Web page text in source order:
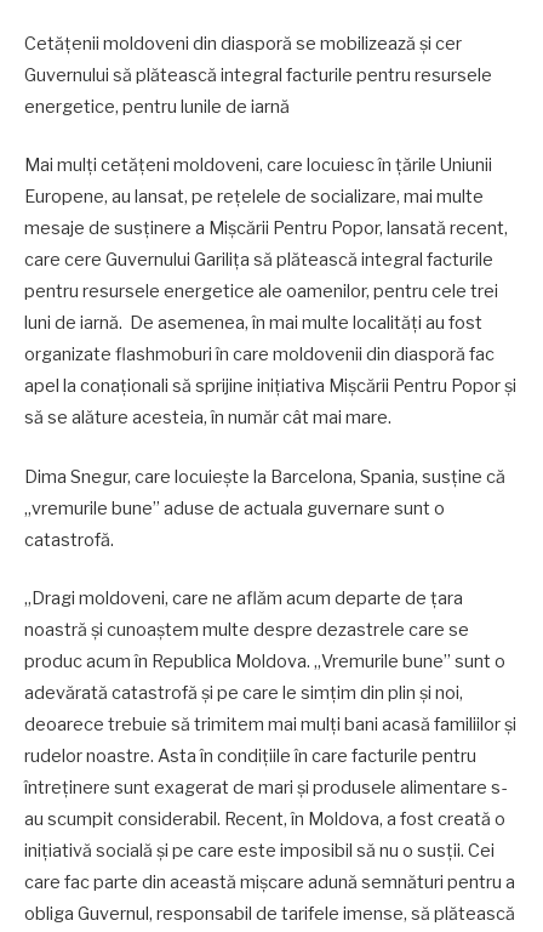
Cetățenii moldoveni din diasporă se mobilizează și cer
Guvernului să plătească integral facturile pentru resursele
energetice, pentru lunile de iarnă
Mai mulți cetățeni moldoveni, care locuiesc în țările Uniunii
Europene, au lansat, pe rețelele de socializare, mai multe
mesaje de susținere a Mișcării Pentru Popor, lansată recent,
care cere Guvernului Garilița să plătească integral facturile
pentru resursele energetice ale oamenilor, pentru cele trei
luni de iarnă. De asemenea, în mai multe localități au fost
organizate flashmoburi în care moldovenii din diasporă fac
apel la conaționali să sprijine inițiativa Mișcării Pentru Popor și
să se alăture acesteia, în număr cât mai mare.
Dima Snegur, care locuiește la Barcelona, Spania, susține că
„vremurile bune” aduse de actuala guvernare sunt o
catastrofă.
„Dragi moldoveni, care ne aflăm acum departe de țara
noastră și cunoaștem multe despre dezastrele care se
produc acum în Republica Moldova. „Vremurile bune” sunt o
adevărată catastrofă și pe care le simțim din plin și noi,
deoarece trebuie să trimitem mai mulți bani acasă familiilor și
rudelor noastre. Asta în condițiile în care facturile pentru
întreținere sunt exagerat de mari și produsele alimentare s-
au scumpit considerabil. Recent, în Moldova, a fost creată o
inițiativă socială și pe care este imposibil să nu o susții. Cei
care fac parte din această mișcare adună semnături pentru a
obliga Guvernul, responsabil de tarifele imense, să plătească